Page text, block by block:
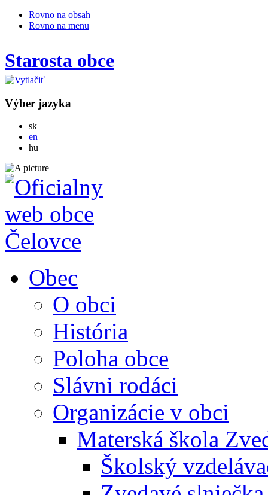
Rovno na obsah
Rovno na menu
Starosta obce
Výber jazyka
skSlovensky
en
hu
Obec
O obci
História
Poloha obce
Slávni rodáci
Organizácie v obci
Materská škola
Školský